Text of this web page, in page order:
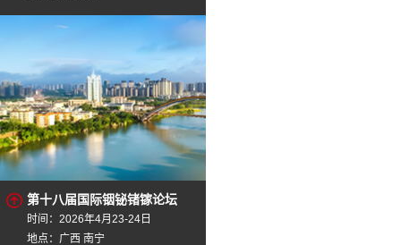
第十八届国际铟铋锗镓论坛
时间：2026年4月23-24日
地点：广西 南宁